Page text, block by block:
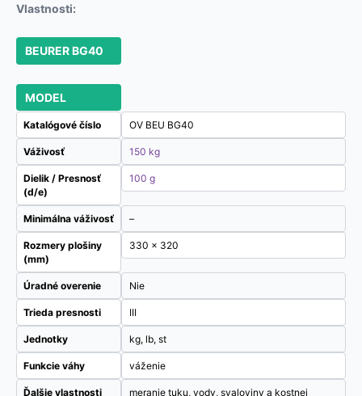
Vlastnosti:
BEURER BG40
MODEL
Katalógové číslo OV BEU BG40
Váživosť 150 kg
Dielik / Presnosť
(d/e)
100 g
Minimálna váživosť –
Rozmery plošiny
(mm)
330 x 320
Úradné overenie Nie
Trieda presnosti III
Jednotky kg, lb, st
Funkcie váhy váženie
Ďalšie vlastnosti meranie tuku, vody, svaloviny a kostnej